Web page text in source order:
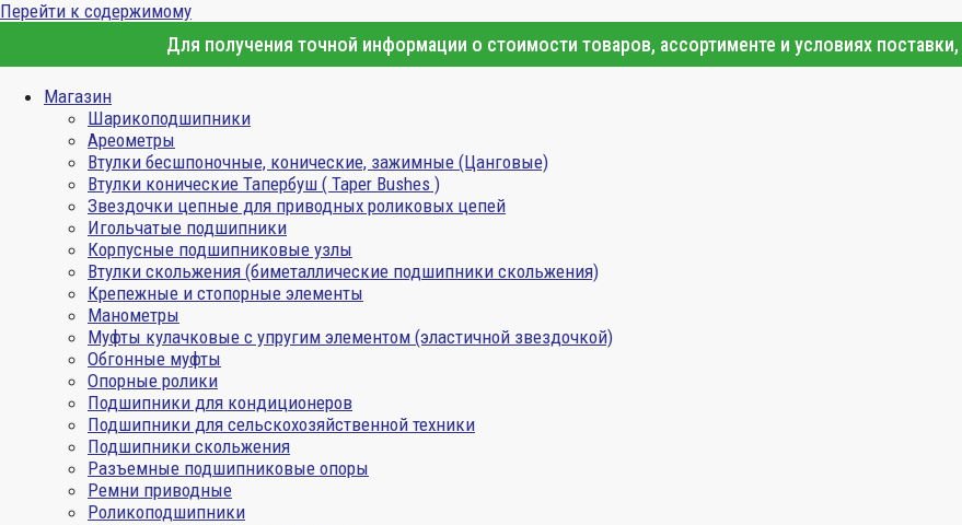
Перейти к содержимому
Для получения точной информации о стоимости товаров, ассортименте и условиях
Магазин
Шарикоподшипники
Ареометры
Втулки бесшпоночные, конические, зажимные (Цанговые)
Втулки конические Тапербуш ( Taper Bushes )
Звездочки цепные для приводных роликовых цепей
Игольчатые подшипники
Корпусные подшипниковые узлы
Втулки скольжения (биметаллические подшипники скольжения)
Крепежные и стопорные элементы
Манометры
Муфты кулачковые с упругим элементом (эластичной звездочкой)
Обгонные муфты
Опорные ролики
Подшипники для кондиционеров
Подшипники для сельскохозяйственной техники
Подшипники скольжения
Разъемные подшипниковые опоры
Ремни приводные
Роликоподшипники